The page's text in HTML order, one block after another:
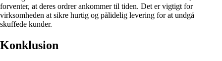
forventer, at deres ordrer ankommer til tiden. Det er vigtigt for
virksomheden at sikre hurtig og pålidelig levering for at undgå
skuffede kunder.
Konklusion